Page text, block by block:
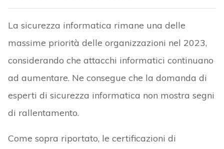
La sicurezza informatica rimane una delle
massime priorità delle organizzazioni nel 2023,
considerando che attacchi informatici continuano
ad aumentare. Ne consegue che la domanda di
esperti di sicurezza informatica non mostra segni
di rallentamento.
Come sopra riportato, le certificazioni di